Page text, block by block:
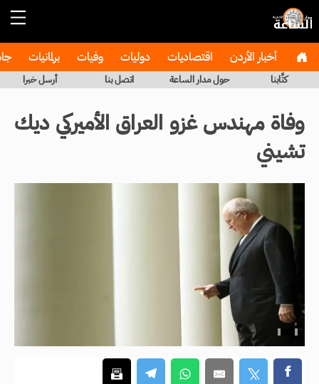
أخبار الأردن اقتصاديات دوليات وفيات برلمانيات
كتَّابنا حول مدار الساعة اتصل بنا أرسل خبرا
وفاة مهندس غزو العراق الأميركي ديك
تشيني